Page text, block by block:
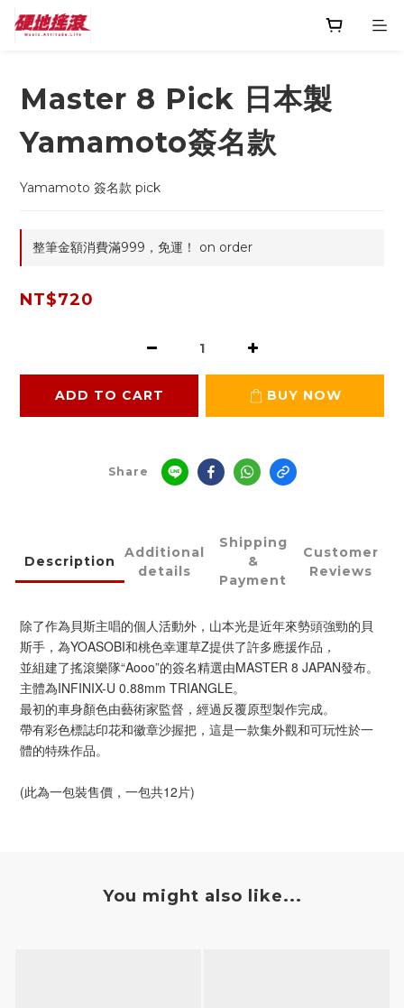
Master 8 Pick 日本製
Yamamoto簽名款
Yamamoto 簽名款 pick
整筆金額消費滿999，免運！ on order
NT$720
ADD TO CART BUY NOW
Share
Description
Additional
details
Shipping
&
Payment
Customer
Reviews
除了作為貝斯主唱的個人活動外，山本光是近年來勢頭強勁的貝
斯手，為YOASOBI和桃色幸運草Z提供了許多應援作品，
並組建了搖滾樂隊“Aooo”的簽名精選由MASTER 8 JAPAN發布。
主體為INFINIX-U 0.88mm TRIANGLE。
最初的車身顏色由藝術家監督，經過反覆原型製作完成。
帶有彩色標誌印花和徽章沙握把，這是一款集外觀和可玩性於一
體的特殊作品。
(此為一包裝售價，一包共12片)
You might also like...